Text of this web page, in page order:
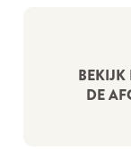
BEKIJK
DE